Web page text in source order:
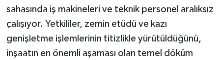
sahasında iş makineleri ve teknik personel aralıksız
çalışıyor. Yetkililer, zemin etüdü ve kazı
genişletme işlemlerinin titizlikle yürütüldüğünü,
inşaatın en önemli aşaması olan temel döküm
POLİTİKA
Sağlık
SİYASET